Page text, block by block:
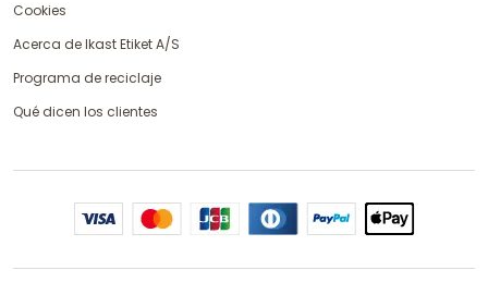
Cookies
Acerca de Ikast Etiket A/S
Programa de reciclaje
Qué dicen los clientes